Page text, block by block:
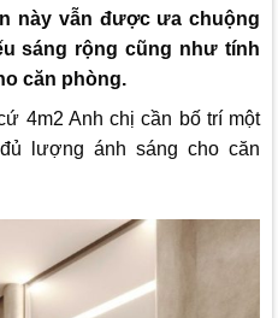
này vẫn được ưa chuộng
sáng rộng cũng như tính
căn phòng.
4m2 Anh chị cần bố trí một
lượng ánh sáng cho căn